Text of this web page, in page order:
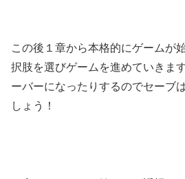
この後１章から本格的にゲームが
択肢を選びゲームを進めていきま
ーバーになったりするのでセーブ
しょう！